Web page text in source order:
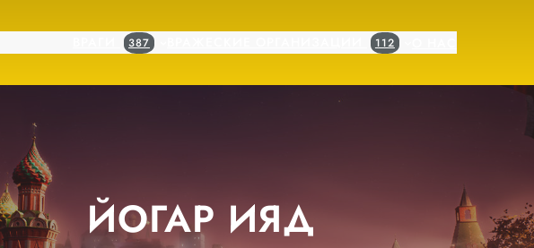
387 112
ЙОГАР ИЯД